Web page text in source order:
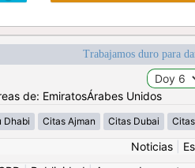
Trabajamos duro para
de: EmiratosÁrabes Unidos
Dhabi Citas Ajman Citas Dubai
Noticias